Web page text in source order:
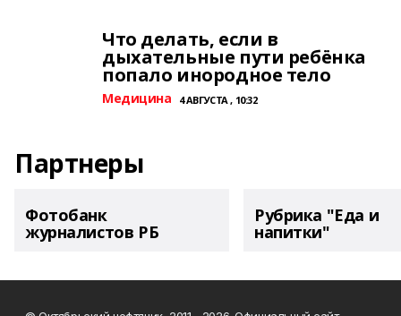
Что делать, если в
дыхательные пути ребёнка
попало инородное тело
Медицина 4 АВГУСТА , 10:32
Партнеры
Фотобанк
журналистов РБ
Рубрика "Еда и
напитки"